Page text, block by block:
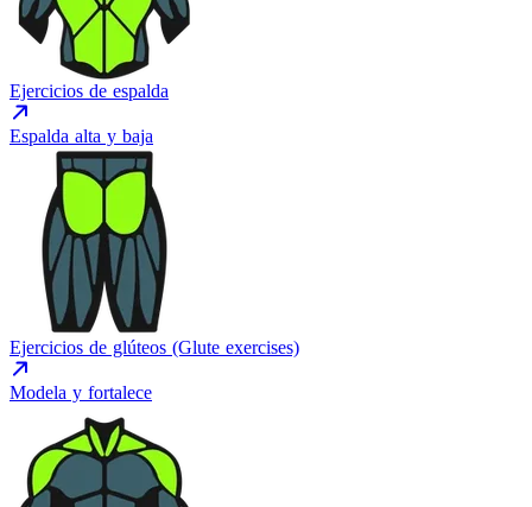
Ejercicios de espalda
Espalda alta y baja
Ejercicios de glúteos (Glute exercises)
Modela y fortalece